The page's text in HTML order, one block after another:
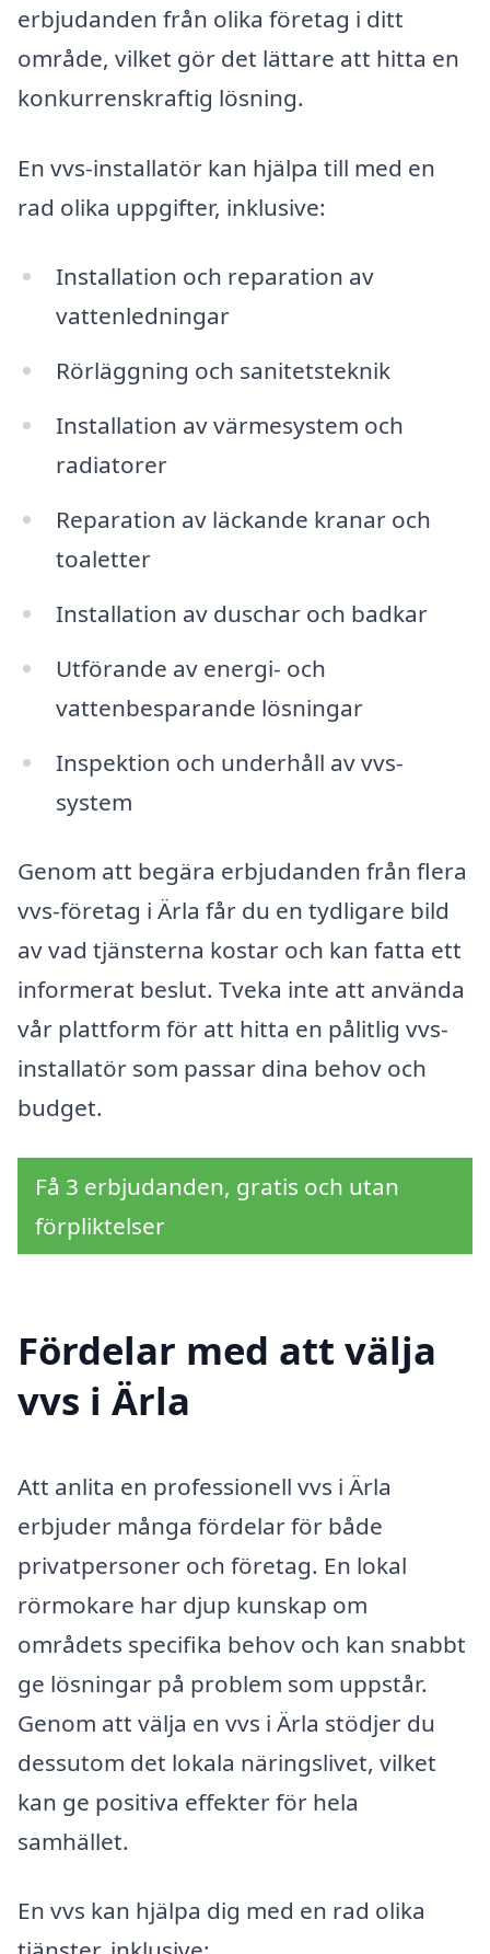
erbjudanden från olika företag i ditt
område, vilket gör det lättare att hitta en
konkurrenskraftig lösning.
En vvs-installatör kan hjälpa till med en
rad olika uppgifter, inklusive:
Installation och reparation av
vattenledningar
Rörläggning och sanitetsteknik
Installation av värmesystem och
radiatorer
Reparation av läckande kranar och
toaletter
Installation av duschar och badkar
Utförande av energi- och
vattenbesparande lösningar
Inspektion och underhåll av vvs-
system
Genom att begära erbjudanden från flera
vvs-företag i Ärla får du en tydligare bild
av vad tjänsterna kostar och kan fatta ett
informerat beslut. Tveka inte att använda
vår plattform för att hitta en pålitlig vvs-
installatör som passar dina behov och
budget.
Få 3 erbjudanden, gratis och utan
förpliktelser
Fördelar med att välja
vvs i Ärla
Att anlita en professionell vvs i Ärla
erbjuder många fördelar för både
privatpersoner och företag. En lokal
rörmokare har djup kunskap om
områdets specifika behov och kan snabbt
ge lösningar på problem som uppstår.
Genom att välja en vvs i Ärla stödjer du
dessutom det lokala näringslivet, vilket
kan ge positiva effekter för hela
samhället.
En vvs kan hjälpa dig med en rad olika